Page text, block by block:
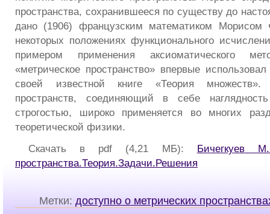
пространства, сохранившееся по существу до
дано (1906) французским математиком
некоторых положениях функционального
примером применения аксиоматического
«метрическое пространство» впервые
своей известной книге «Теория множеств».
пространств, соединяющий в себе
строгостью, широко применяется во многих
теоретической физики.
Скачать в pdf (4,21 МБ): Бичегкуев
пространства.Теория.Задачи.Решения
Метки: доступно о метрических